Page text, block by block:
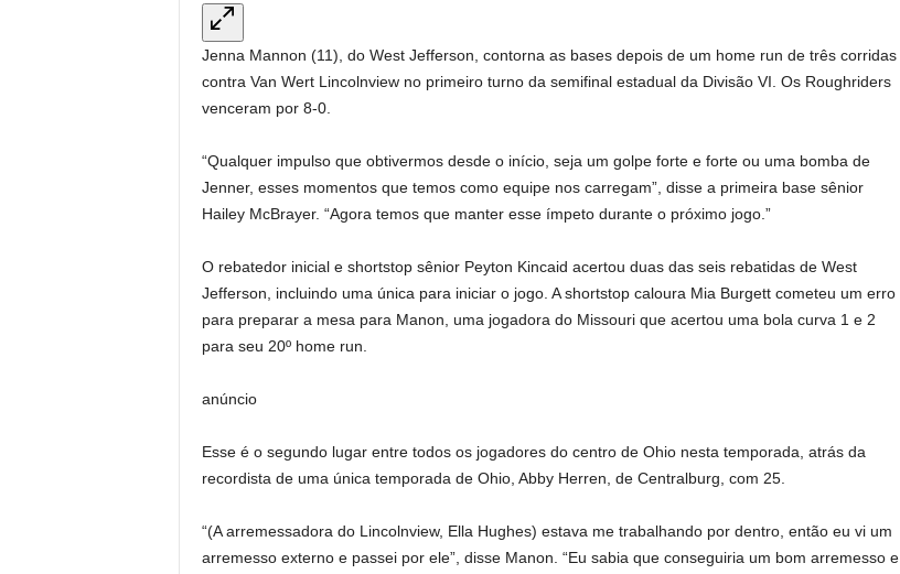
Jenna Mannon (11), do West Jefferson, contorna as bases depois de um home run de três corridas
contra Van Wert Lincolnview no primeiro turno da semifinal estadual da Divisão VI. Os Roughriders
venceram por 8-0.
“Qualquer impulso que obtivermos desde o início, seja um golpe forte e forte ou uma bomba de
Jenner, esses momentos que temos como equipe nos carregam”, disse a primeira base sênior
Hailey McBrayer. “Agora temos que manter esse ímpeto durante o próximo jogo.”
O rebatedor inicial e shortstop sênior Peyton Kincaid acertou duas das seis rebatidas de West
Jefferson, incluindo uma única para iniciar o jogo. A shortstop caloura Mia Burgett cometeu um erro
para preparar a mesa para Manon, uma jogadora do Missouri que acertou uma bola curva 1 e 2
para seu 20º home run.
anúncio
Esse é o segundo lugar entre todos os jogadores do centro de Ohio nesta temporada, atrás da
recordista de uma única temporada de Ohio, Abby Herren, de Centralburg, com 25.
“(A arremessadora do Lincolnview, Ella Hughes) estava me trabalhando por dentro, então eu vi um
arremesso externo e passei por ele”, disse Manon. “Eu sabia que conseguiria um bom arremesso e